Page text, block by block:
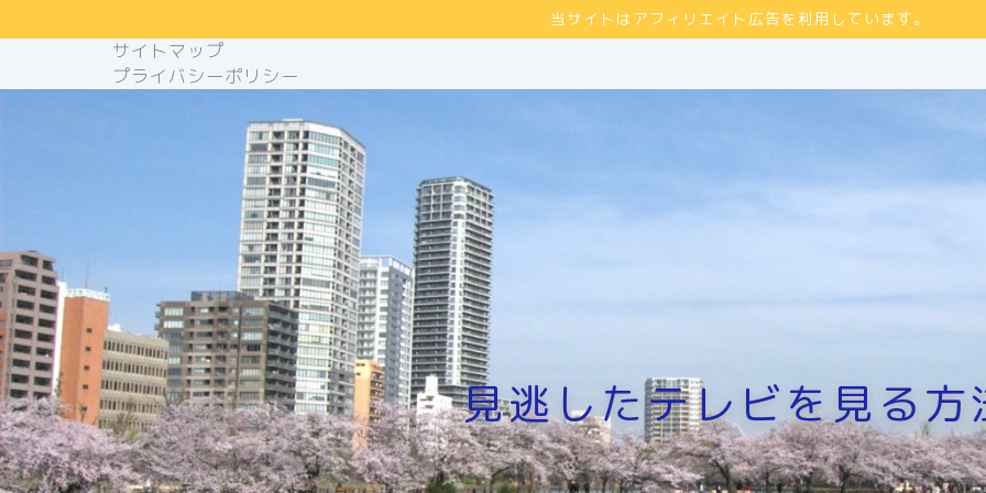
当サイトはアフィリエイト広告を利用しています。
サイトマップ
プライバシーポリシー
見逃したテレビを見る方